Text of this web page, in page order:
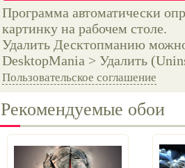
Программа автоматически
картинку на рабочем столе.
Удалить Десктопманию
DesktopMania > Удалить
Пользовательское соглашение
Рекомендуемые обои